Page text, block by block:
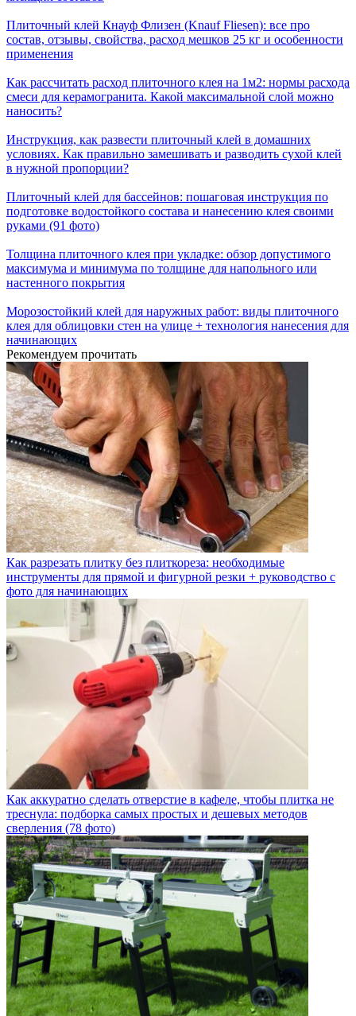
Плиточный клей Кнауф Флизен (Knauf Fliesen): все про
состав, отзывы, свойства, расход мешков 25 кг и особенности
применения
Как рассчитать расход плиточного клея на 1м2: нормы расхода
смеси для керамогранита. Какой максимальной слой можно
наносить?
Инструкция, как развести плиточный клей в домашних
условиях. Как правильно замешивать и разводить сухой клей
в нужной пропорции?
Плиточный клей для бассейнов: пошаговая инструкция по
подготовке водостойкого состава и нанесению клея своими
руками (91 фото)
Толщина плиточного клея при укладке: обзор допустимого
максимума и минимума по толщине для напольного или
настенного покрытия
Морозостойкий клей для наружных работ: виды плиточного
клея для облицовки стен на улице + технология нанесения для
начинающих
Рекомендуем прочитать
Как разрезать плитку без плиткореза: необходимые
инструменты для прямой и фигурной резки + руководство с
фото для начинающих
Как аккуратно сделать отверстие в кафеле, чтобы плитка не
треснула: подборка самых простых и дешевых методов
сверления (78 фото)